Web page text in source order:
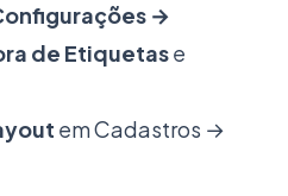
→
de Etiquetase
em Cadastros →